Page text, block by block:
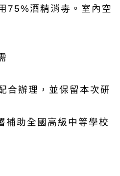
75%酒精消毒。室內空
合辦理，並保留本次研
補助全國高級中等學校